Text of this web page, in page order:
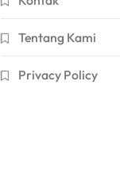
Tentang Kami
Privacy Policy